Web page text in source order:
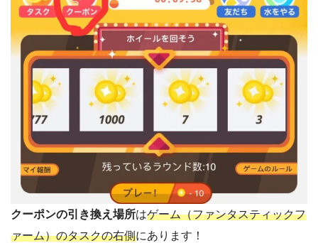
クーポンの引き換え場所はゲーム（ファンタスティックフ
ァーム）のタスクの右側にあります！